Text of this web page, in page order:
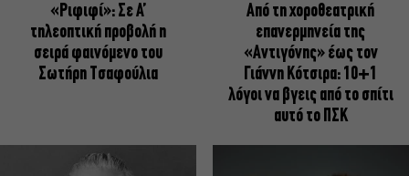
«Ριφιφί»: Σε Α’
τηλεοπτική προβολή η
σειρά φαινόμενο του
Σωτήρη Τσαφούλια
Από τη χοροθεατρική
επανερμηνεία της
«Αντιγόνης» έως τον
Γιάννη Κότσιρα: 10+1
λόγοι να βγεις από το σπίτι
αυτό το ΠΣΚ